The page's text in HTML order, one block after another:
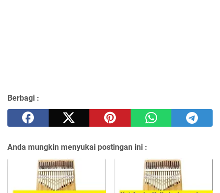
Berbagi :
Anda mungkin menyukai postingan ini :